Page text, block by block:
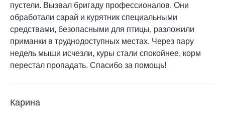
пустели. Вызвал бригаду профессионалов. Они
обработали сарай и курятник специальными
средствами, безопасными для птицы, разложили
приманки в труднодоступных местах. Через пару
недель мыши исчезли, куры стали спокойнее, корм
перестал пропадать. Спасибо за помощь!
Карина